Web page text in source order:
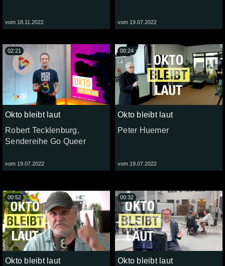
vom 18.11.2022 vom 19.07.2022
Okto bleibt laut
Robert Tecklenburg,
Sendereihe Go Queer
vom 19.07.2022
02:21
Okto bleibt laut
Peter Huemer
vom 19.07.2022
00:24
Okto bleibt laut
00:52
Okto bleibt laut
00:32